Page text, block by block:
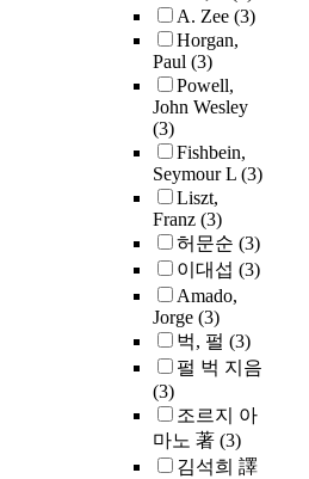
A. Zee (3)
Horgan,
Paul (3)
Powell,
John Wesley
(3)
Fishbein,
Seymour L (3)
Liszt,
Franz (3)
허문순 (3)
이대섭 (3)
Amado,
Jorge (3)
벅, 펄 (3)
펄 벅 지음
(3)
조르지 아
마노 著 (3)
김석희 譯